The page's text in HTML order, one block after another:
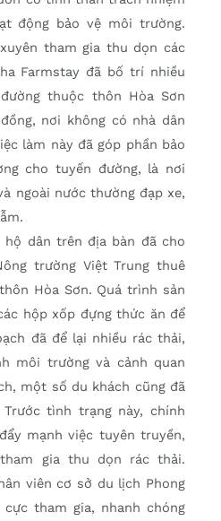
động bảo vệ môi trường.
tham gia thu dọn các
Farmstay đã bố trí nhiều
thuộc thôn Hòa Sơn
nơi không có nhà dân
làm này đã góp phần bảo
cho tuyến đường, là nơi
ngoài nước thường đạp xe,
dân trên địa bàn đã cho
trường Việt Trung thuê
Hòa Sơn. Quá trình sản
hộp xốp đựng thức ăn để
đã để lại nhiều rác thải,
môi trường và cảnh quan
một số du khách cũng đã
tình trạng này, chính
mạnh việc tuyên truyền,
gia thu dọn rác thải.
viên cơ sở du lịch Phong
tham gia, nhanh chóng